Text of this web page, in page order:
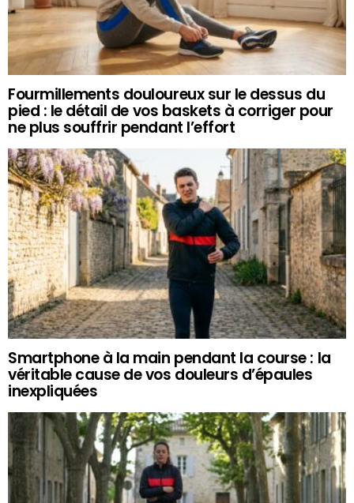
Fourmillements douloureux sur le dessus du
pied : le détail de vos baskets à corriger pour
ne plus souffrir pendant l’effort
Smartphone à la main pendant la course : la
véritable cause de vos douleurs d’épaules
inexpliquées